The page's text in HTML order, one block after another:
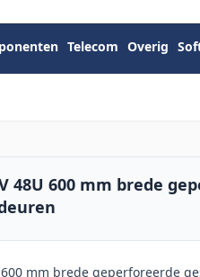
Telecom Overig
48U 600 mm brede
600 mm brede geperforeerde